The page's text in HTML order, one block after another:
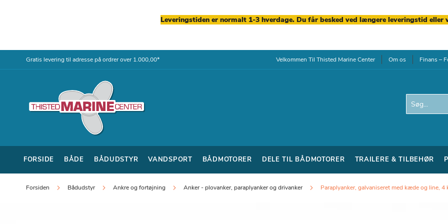
Leveringstiden er normalt 1-3 hverdage. Du får besked ved længere leveringstid eller
Gratis levering til adresse på ordrer over 1.000,00*Skip
Velkommen Til Thisted Marine Center Om os Finans –
Search
FORSIDE BÅDE BÅDUDSTYR VANDSPORT BÅDMOTORER DELE TIL BÅDMOTORER TRAILERE & TILBEHØR
Forsiden Bådudstyr Ankre og fortøjning Anker - plovanker, paraplyanker og drivanker Paraplyanker, galvaniseret med kæde og line, 4